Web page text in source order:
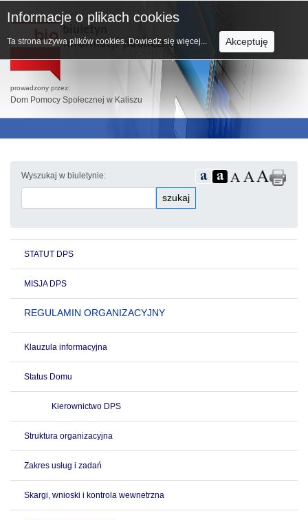
prowadzony przez:
Dom Pomocy Społecznej w Kaliszu
Wyszukaj w biuletynie:
szukaj
STATUT DPS
MISJA DPS
REGULAMIN ORGANIZACYJNY
Klauzula informacyjna
Status Domu
Kierownictwo DPS
Struktura organizacyjna
Zakres usług i zadań
Skargi, wnioski i kontrola wewnetrzna
Informacje o plikach cookies
Ta strona używa plików cookies. Dowiedz się więcej... Akceptuję